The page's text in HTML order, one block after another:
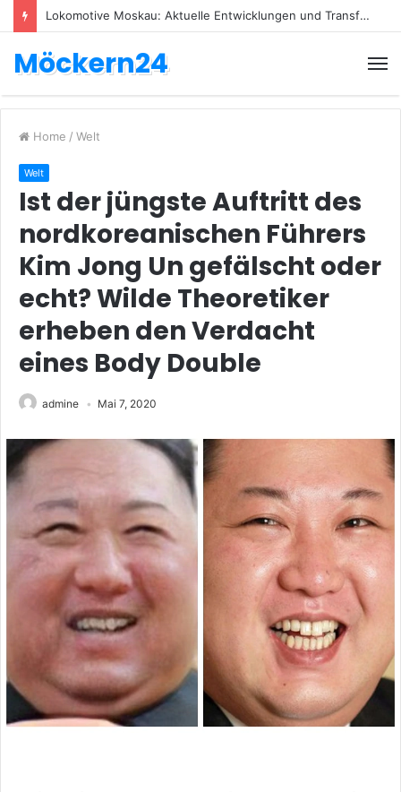
Lokomotive Moskau: Aktuelle Entwicklungen und Transfers
Möckern24
Home / Welt
Welt
Ist der jüngste Auftritt des
nordkoreanischen Führers
Kim Jong Un gefälscht oder
echt? Wilde Theoretiker
erheben den Verdacht
eines Body Double
admine Mai 7, 2020